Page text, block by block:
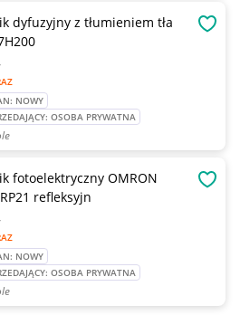
dyfuzyjny z tłumieniem tła
NOWY
OSOBA PRYWATNA
fotoelektryczny OMRON
refleksyjn
NOWY
OSOBA PRYWATNA